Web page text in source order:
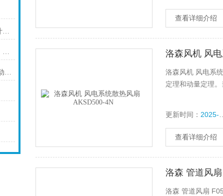
你知道如何调节ebm轴流风机的叶片吗？不知道的快看过来
ebm轴流风机可以改善工作环境、提供舒适的通风效果
如何处理耐高温高压离心风机传动部位磨损的情况？
查看详细介绍
洛森风机 风
洛森风机 风电系
定理和动量定理
更新时间： 2025-06-09
查看详细介绍
洛森 管道风扇
洛森 管道风扇